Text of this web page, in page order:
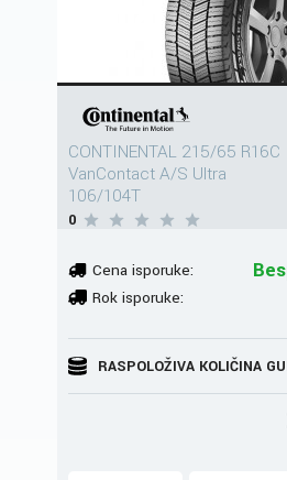
CONTINENTAL 215/65 R16C
VanContact A/S Ultra
106/104T
0
Cena isporuke:
Rok isporuke:
RASPOLOŽIVA KOLIČINA